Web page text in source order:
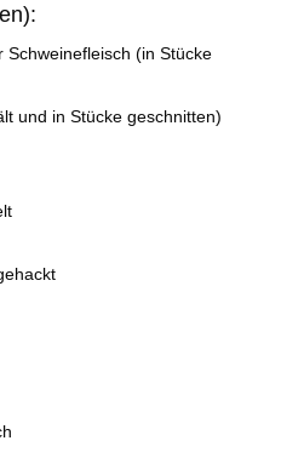
(in Stücke
und in Stücke geschnitten)